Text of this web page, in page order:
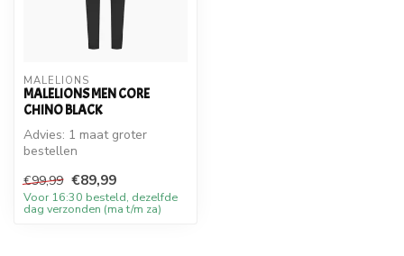
MALELIONS
MALELIONS MEN CORE
CHINO BLACK
Advies: 1 maat groter
bestellen
€99,99 €89,99
Voor 16:30 besteld, dezelfde
dag verzonden (ma t/m za)